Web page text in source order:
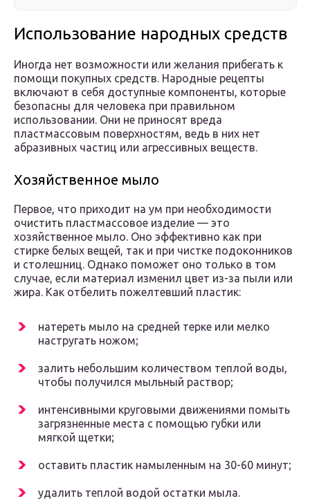
Использование народных средств
Иногда нет возможности или желания прибегать к
помощи покупных средств. Народные рецепты
включают в себя доступные компоненты, которые
безопасны для человека при правильном
использовании. Они не приносят вреда
пластмассовым поверхностям, ведь в них нет
абразивных частиц или агрессивных веществ.
Хозяйственное мыло
Первое, что приходит на ум при необходимости
очистить пластмассовое изделие — это
хозяйственное мыло. Оно эффективно как при
стирке белых вещей, так и при чистке подоконников
и столешниц. Однако поможет оно только в том
случае, если материал изменил цвет из-за пыли или
жира. Как отбелить пожелтевший пластик:
натереть мыло на средней терке или мелко
настругать ножом;
залить небольшим количеством теплой воды,
чтобы получился мыльный раствор;
интенсивными круговыми движениями помыть
загрязненные места с помощью губки или
мягкой щетки;
оставить пластик намыленным на 30-60 минут;
удалить теплой водой остатки мыла.